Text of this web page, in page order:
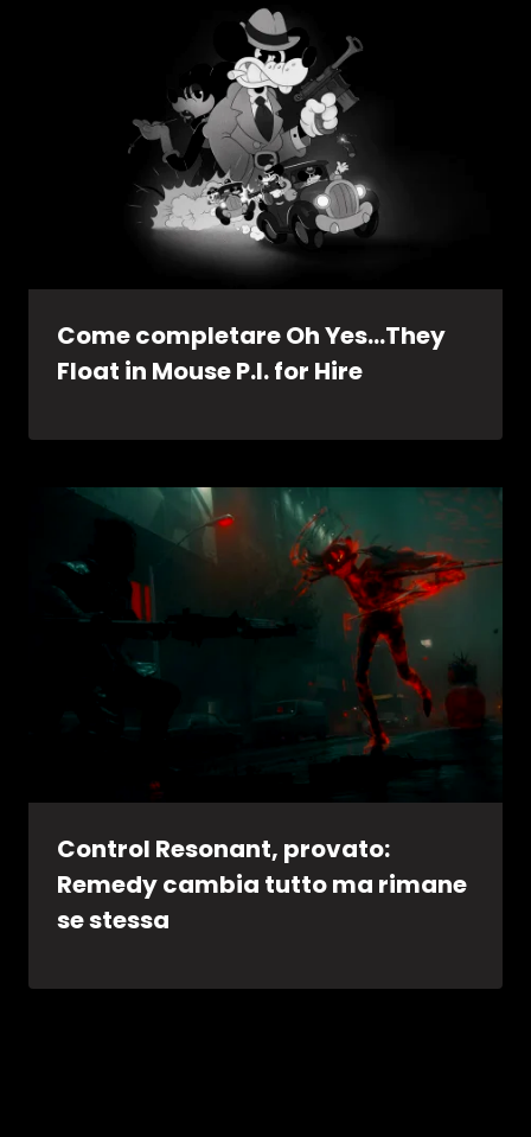
Come completare Oh Yes…They
Float in Mouse P.I. for Hire
Control Resonant, provato:
Remedy cambia tutto ma rimane
se stessa